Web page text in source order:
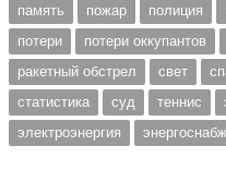
память
пожар полиция
потери
потери оккупантов
ракетный обстрел
свет
статистика
суд теннис
электроэнергия